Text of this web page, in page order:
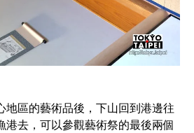
地區的藝術品後，下山回到港邊往
港去，可以參觀藝術祭的最後兩個